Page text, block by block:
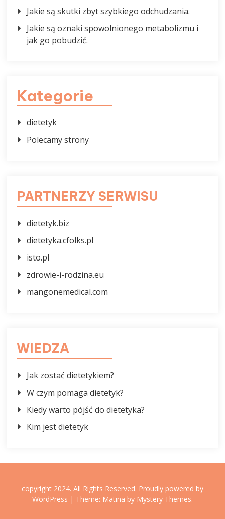
Jakie są skutki zbyt szybkiego odchudzania.
Jakie są oznaki spowolnionego metabolizmu i
jak go pobudzić.
Kategorie
dietetyk
Polecamy strony
PARTNERZY SERWISU
dietetyk.biz
dietetyka.cfolks.pl
isto.pl
zdrowie-i-rodzina.eu
mangonemedical.com
WIEDZA
Jak zostać dietetykiem?
W czym pomaga dietetyk?
Kiedy warto pójść do dietetyka?
Kim jest dietetyk
copyright 2024. All Rights Reserved. Proudly powered by
WordPress | Theme: Matina by Mystery Themes.